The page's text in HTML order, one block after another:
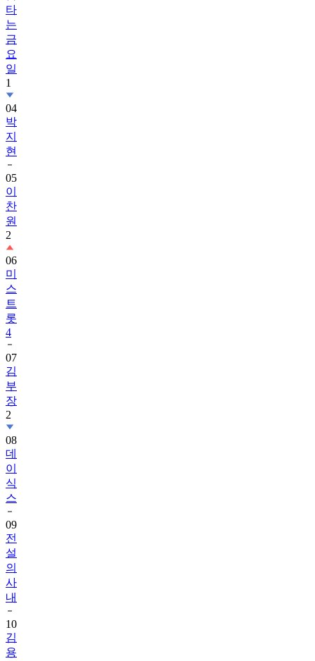
금
요
일
1
04
박
지
현
05
이
찬
원
2
06
미
스
트
롯
4
07
김
부
장
2
08
데
이
식
스
09
전
설
의
사
내
10
김
용
빈